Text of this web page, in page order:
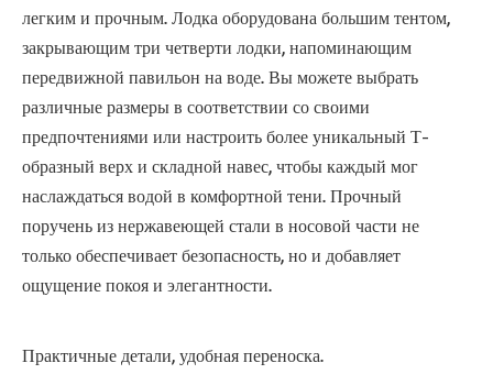
легким и прочным. Лодка оборудована большим тентом,
закрывающим три четверти лодки, напоминающим
передвижной павильон на воде. Вы можете выбрать
различные размеры в соответствии со своими
предпочтениями или настроить более уникальный Т-
образный верх и складной навес, чтобы каждый мог
наслаждаться водой в комфортной тени. Прочный
поручень из нержавеющей стали в носовой части не
только обеспечивает безопасность, но и добавляет
ощущение покоя и элегантности.
Практичные детали, удобная переноска.